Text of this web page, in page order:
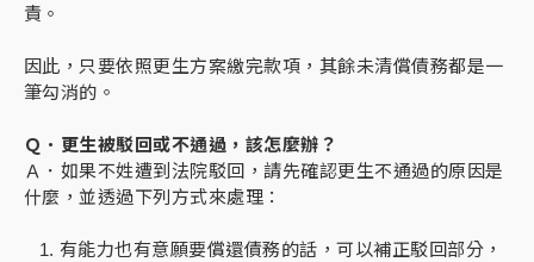
責。
因此，只要依照更生方案繳完款項，其餘未清償債務都是一
筆勾消的。
Ｑ．更生被駁回或不通過，該怎麼辦？
Ａ．如果不姓遭到法院駁回，請先確認更生不通過的原因是
什麼，並透過下列方式來處理：
有能力也有意願要償還債務的話，可以補正駁回部分，